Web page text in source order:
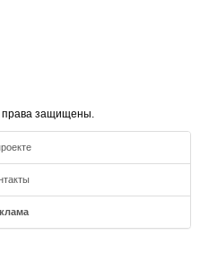
права защищены.